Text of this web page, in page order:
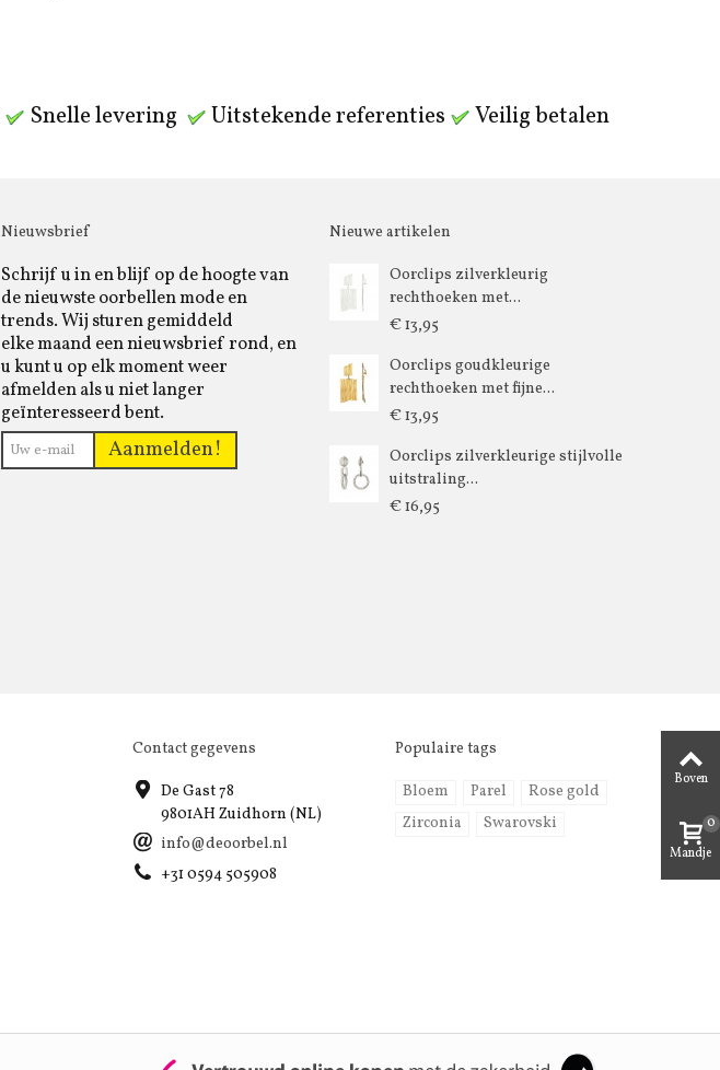
Snelle levering Uitstekende referenties Veilig betalen
Nieuwsbrief
Schrijf u in en blijf op de hoogte van
de nieuwste oorbellen mode en
trends. Wij sturen gemiddeld
elke maand een nieuwsbrief rond, en
u kunt u op elk moment weer
afmelden als u niet langer
geïnteresseerd bent.
Aanmelden!
Nieuwe artikelen
Oorclips zilverkleurig
rechthoeken met...
€ 13,95
Oorclips goudkleurige
rechthoeken met fijne...
€ 13,95
Oorclips zilverkleurige stijlvolle
uitstraling...
€ 16,95
Contact gegevens
De Gast 78
9801AH Zuidhorn (NL)
info@deoorbel.nl
+31 0594 505908
Populaire tags
Bloem Parel
Rose gold
Zirconia
Swarovski
Boven
Mandje
0